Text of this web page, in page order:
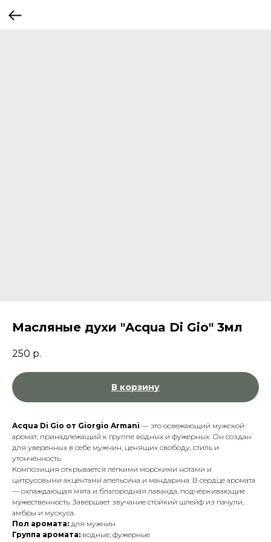
Масляные духи "Acqua Di Gio" 3мл
250 р.
В корзину
Acqua Di Gio от Giorgio Armani — это освежающий мужской
аромат, принадлежащий к группе водных и фужерных. Он создан
для уверенных в себе мужчин, ценящих свободу, стиль и
утончённость.
Композиция открывается лёгкими морскими нотами и
цитрусовыми акцентами апельсина и мандарина. В сердце аромата
— охлаждающая мята и благородная лаванда, подчёркивающие
мужественность. Завершает звучание стойкий шлейф из пачули,
амбры и мускуса.
Пол аромата: для мужчин
Группа аромата: водные, фужерные